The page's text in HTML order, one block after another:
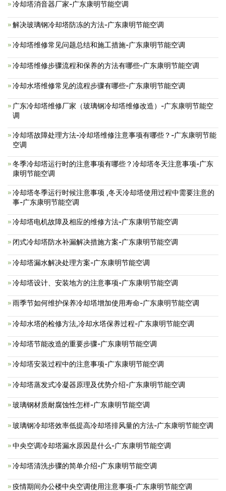
冷却塔消音器厂家-广东康明节能空调
解决玻璃钢冷却塔防冻的方法-广东康明节能空调
冷却塔维修常见问题总结和施工措施-广东康明节能空调
冷却塔维修步骤流程和保养的方法有哪些-广东康明节能空调
冷却水塔维修常见的流程步骤有哪些-广东康明节能空调
广东冷却塔维修厂家（玻璃钢冷却塔维修改造）-广东康明节能空
调
冷却塔故障处理方法-冷却塔维修注意事项有哪些？-广东康明节能
空调
冬季冷却塔运行时的注意事项有哪些？冷却塔冬天注意事项-广东
康明节能空调
冷却塔冬季运行时候注意事项 ,冬天冷却塔使用过程中需要注意的
事-广东康明节能空调
冷却塔电机故障及相应的维修方法-广东康明节能空调
闭式冷却塔防水补漏解决措施方案-广东康明节能空调
冷却塔漏水解决处理方案-广东康明节能空调
冷却塔设计、安装地方的注意事项-广东康明节能空调
雨季节如何维护保养冷却塔增加使用寿命-广东康明节能空调
冷却水塔的检修方法,冷却水塔保养过程-广东康明节能空调
冷却塔节能改造的重要步骤-广东康明节能空调
冷却塔安装过程中的注意事项-广东康明节能空调
冷却塔蒸发式冷凝器原理及优势介绍-广东康明节能空调
玻璃钢材质耐腐蚀性怎样-广东康明节能空调
玻璃钢冷却塔效率低提高冷却塔排风量的方法-广东康明节能空调
中央空调冷却塔漏水原因是什么-广东康明节能空调
冷却塔清洗步骤的简单介绍-广东康明节能空调
疫情期间办公楼中央空调使用注意事项-广东康明节能空调